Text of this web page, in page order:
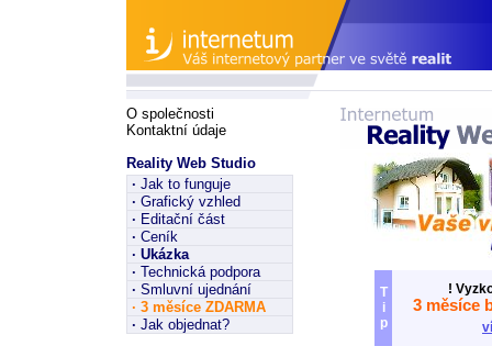
O společnosti
Kontaktní údaje
Reality Web Studio
· Jak to funguje
· Grafický vzhled
· Editační část
· Ceník
· Ukázka
· Technická podpora
· Smluvní ujednání
· 3 měsíce ZDARMA
· Jak objednat?
T
i
p
!
3 měsíce